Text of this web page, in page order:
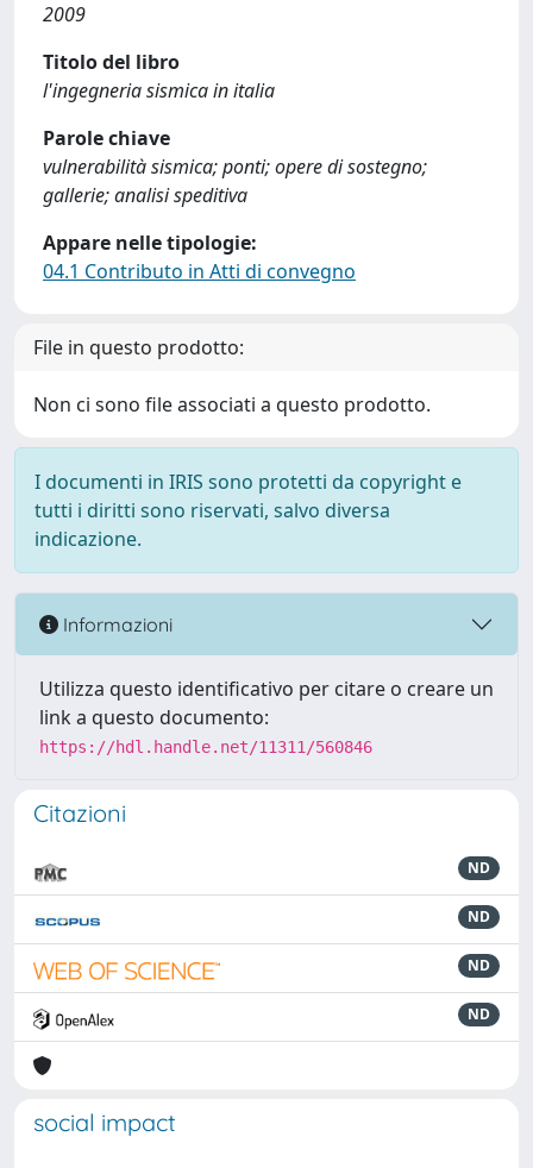
2009
Titolo del libro
l'ingegneria sismica in italia
Parole chiave
vulnerabilità sismica; ponti; opere di sostegno;
gallerie; analisi speditiva
Appare nelle tipologie:
04.1 Contributo in Atti di convegno
File in questo prodotto:
Non ci sono file associati a questo prodotto.
I documenti in IRIS sono protetti da copyright e
tutti i diritti sono riservati, salvo diversa
indicazione.
Informazioni
Utilizza questo identificativo per citare o creare un
link a questo documento:
https://hdl.handle.net/11311/560846
Citazioni
ND
ND
ND
ND
social impact